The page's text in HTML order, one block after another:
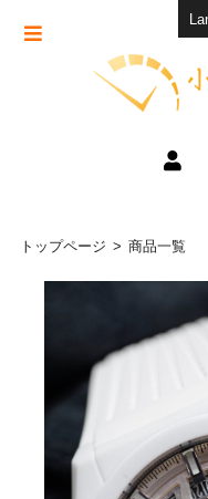
トップページ 商品一覧